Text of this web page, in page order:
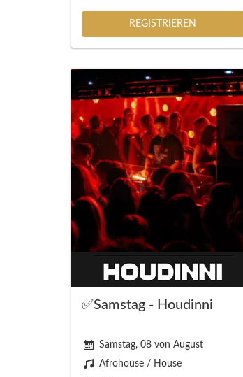
REGISTRIEREN
✅Samstag - Houdinni
Samstag, 08 von August
Afrohouse / House